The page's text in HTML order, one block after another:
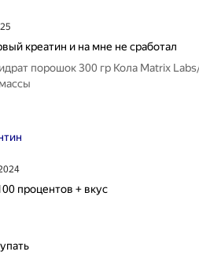
креатин и на мне не сработал
порошок 300 гр Кола Matrix
процентов + вкус